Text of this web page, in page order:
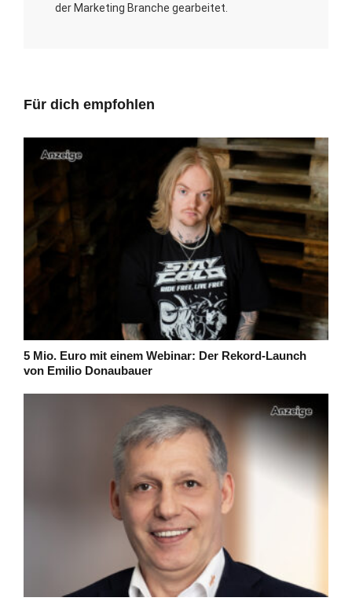
der Marketing Branche gearbeitet.
Für dich empfohlen
5 Mio. Euro mit einem Webinar: Der Rekord-Launch
von Emilio Donaubauer